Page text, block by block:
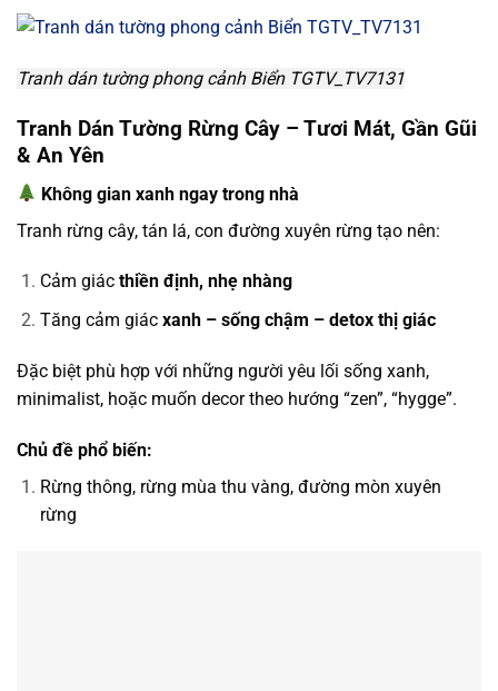
Tranh dán tường phong cảnh Biển TGTV_TV7131
Tranh Dán Tường Rừng Cây – Tươi Mát, Gần Gũi
& An Yên
Không gian xanh ngay trong nhà
Tranh rừng cây, tán lá, con đường xuyên rừng tạo nên:
Cảm giác thiền định, nhẹ nhàng
Tăng cảm giác xanh – sống chậm – detox thị giác
Đặc biệt phù hợp với những người yêu lối sống xanh,
minimalist, hoặc muốn decor theo hướng “zen”, “hygge”.
Chủ đề phổ biến:
Rừng thông, rừng mùa thu vàng, đường mòn xuyên
rừng